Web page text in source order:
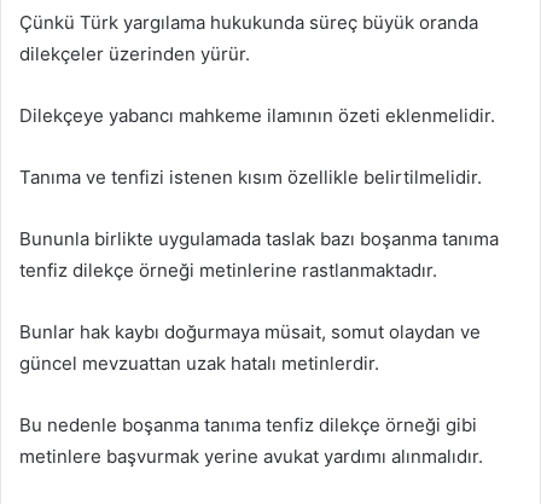
Çünkü Türk yargılama hukukunda süreç büyük oranda
dilekçeler üzerinden yürür.
Dilekçeye yabancı mahkeme ilamının özeti eklenmelidir.
Tanıma ve tenfizi istenen kısım özellikle belirtilmelidir.
Bununla birlikte uygulamada taslak bazı boşanma tanıma
tenfiz dilekçe örneği metinlerine rastlanmaktadır.
Bunlar hak kaybı doğurmaya müsait, somut olaydan ve
güncel mevzuattan uzak hatalı metinlerdir.
Bu nedenle boşanma tanıma tenfiz dilekçe örneği gibi
metinlere başvurmak yerine avukat yardımı alınmalıdır.